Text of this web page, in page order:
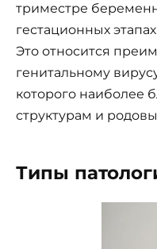
триместре
гестационных
Это относится
генитальному
которого наиболее
структурам и
Типы